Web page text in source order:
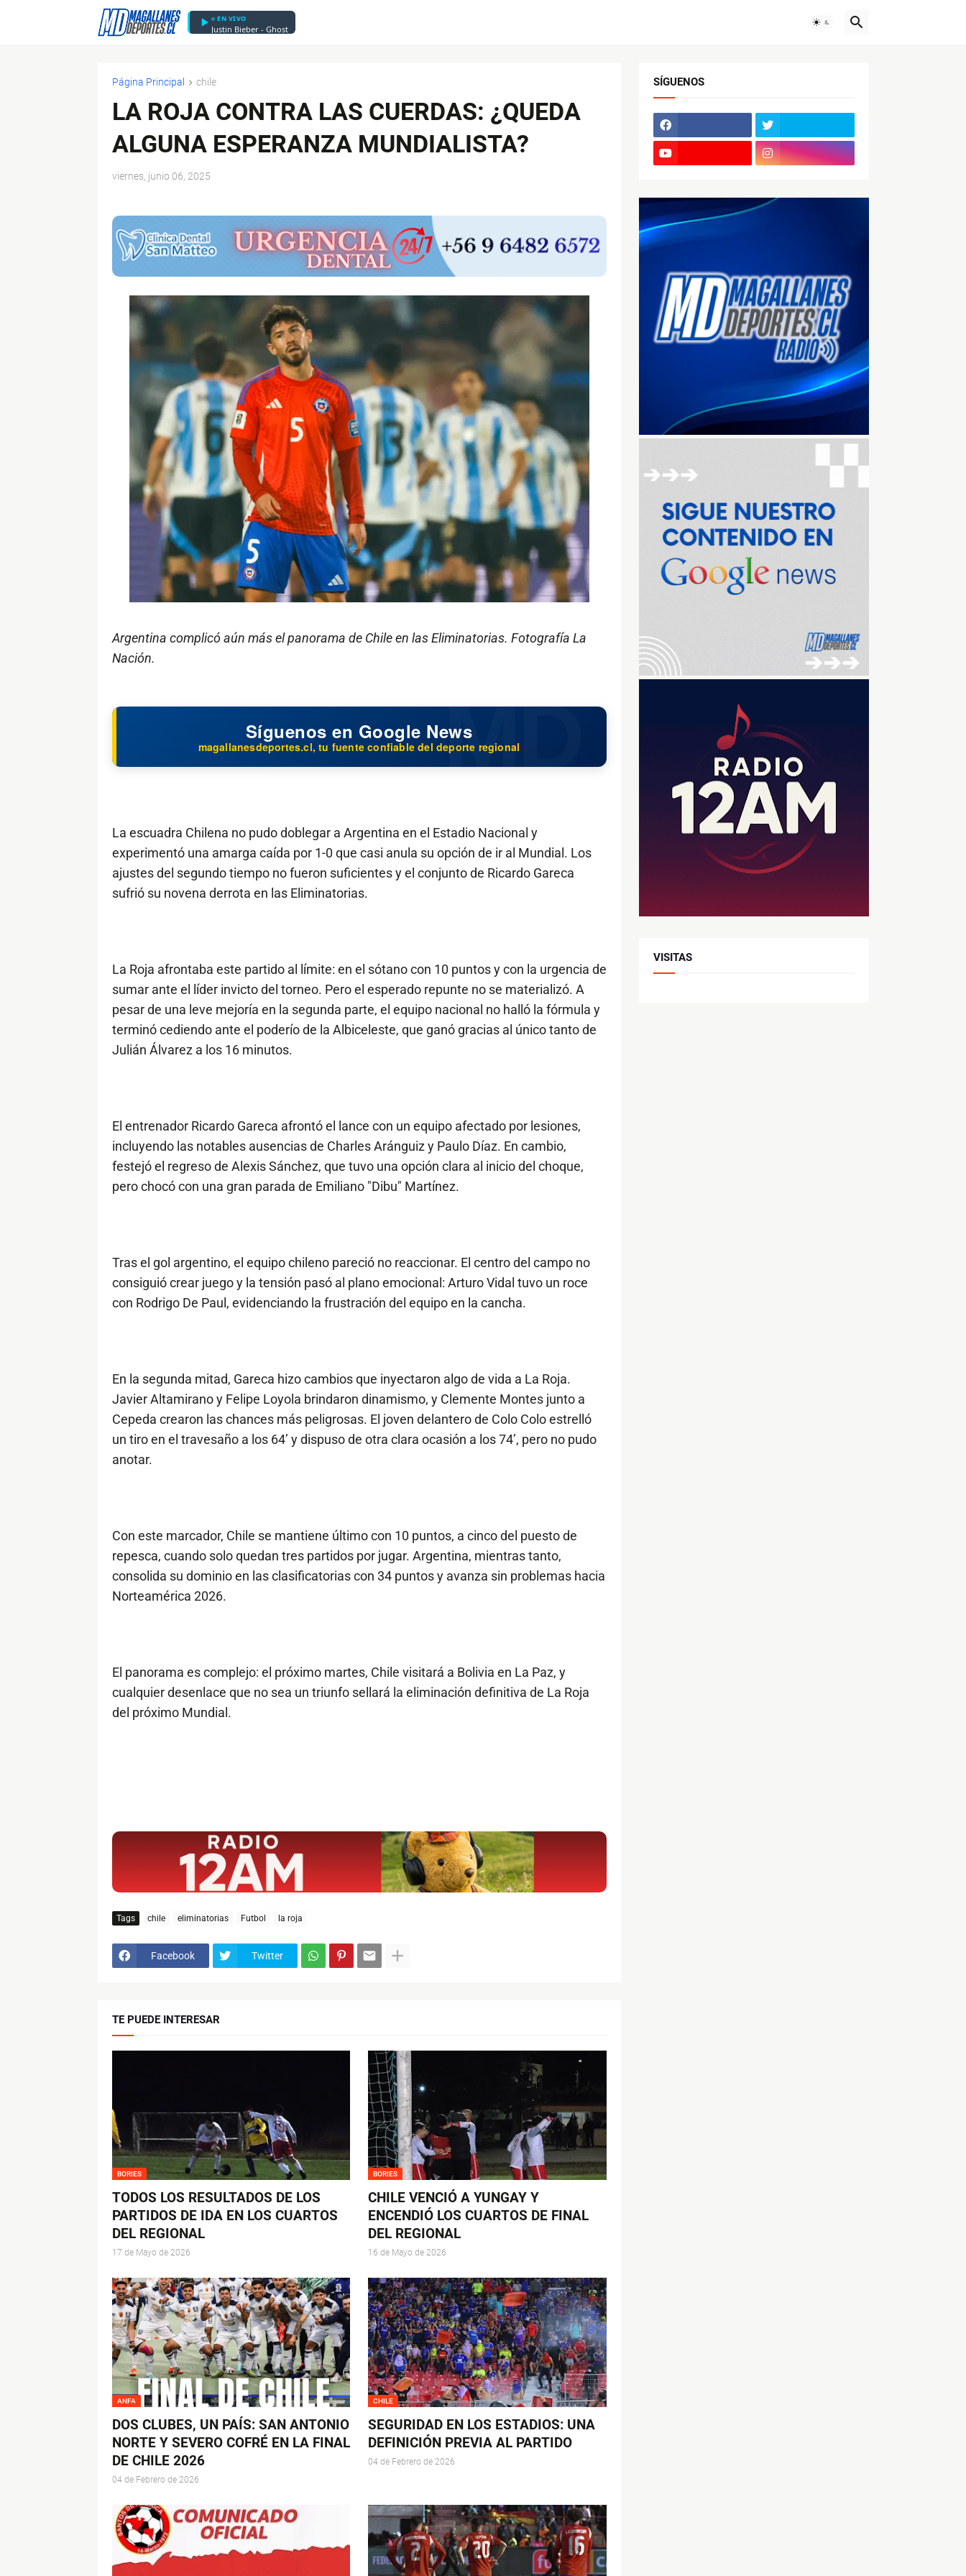
EN VIVO
Justin Bieber - Ghost
Página Principal chile
LA ROJA CONTRA LAS CUERDAS: ¿QUEDA
ALGUNA ESPERANZA MUNDIALISTA?
viernes, junio 06, 2025
Argentina complicó aún más el panorama de Chile en las Eliminatorias. Fotografía La
Nación.
Síguenos en Google News
magallanesdeportes.cl, tu fuente confiable del deporte regional
La escuadra Chilena no pudo doblegar a Argentina en el Estadio Nacional y
experimentó una amarga caída por 1-0 que casi anula su opción de ir al Mundial. Los
ajustes del segundo tiempo no fueron suficientes y el conjunto de Ricardo Gareca
sufrió su novena derrota en las Eliminatorias.
La Roja afrontaba este partido al límite: en el sótano con 10 puntos y con la urgencia de
sumar ante el líder invicto del torneo. Pero el esperado repunte no se materializó. A
pesar de una leve mejoría en la segunda parte, el equipo nacional no halló la fórmula y
terminó cediendo ante el poderío de la Albiceleste, que ganó gracias al único tanto de
Julián Álvarez a los 16 minutos.
El entrenador Ricardo Gareca afrontó el lance con un equipo afectado por lesiones,
incluyendo las notables ausencias de Charles Aránguiz y Paulo Díaz. En cambio,
festejó el regreso de Alexis Sánchez, que tuvo una opción clara al inicio del choque,
pero chocó con una gran parada de Emiliano "Dibu" Martínez.
Tras el gol argentino, el equipo chileno pareció no reaccionar. El centro del campo no
consiguió crear juego y la tensión pasó al plano emocional: Arturo Vidal tuvo un roce
con Rodrigo De Paul, evidenciando la frustración del equipo en la cancha.
En la segunda mitad, Gareca hizo cambios que inyectaron algo de vida a La Roja.
Javier Altamirano y Felipe Loyola brindaron dinamismo, y Clemente Montes junto a
Cepeda crearon las chances más peligrosas. El joven delantero de Colo Colo estrelló
un tiro en el travesaño a los 64’ y dispuso de otra clara ocasión a los 74’, pero no pudo
anotar.
Con este marcador, Chile se mantiene último con 10 puntos, a cinco del puesto de
repesca, cuando solo quedan tres partidos por jugar. Argentina, mientras tanto,
consolida su dominio en las clasificatorias con 34 puntos y avanza sin problemas hacia
Norteamérica 2026.
El panorama es complejo: el próximo martes, Chile visitará a Bolivia en La Paz, y
cualquier desenlace que no sea un triunfo sellará la eliminación definitiva de La Roja
del próximo Mundial.
Tags chile eliminatorias Futbol la roja
Facebook Twitter
TE PUEDE INTERESAR
BORIES
TODOS LOS RESULTADOS DE LOS
PARTIDOS DE IDA EN LOS CUARTOS
DEL REGIONAL
17 de Mayo de 2026
BORIES
CHILE VENCIÓ A YUNGAY Y
ENCENDIÓ LOS CUARTOS DE FINAL
DEL REGIONAL
16 de Mayo de 2026
ANFA
DOS CLUBES, UN PAÍS: SAN ANTONIO
NORTE Y SEVERO COFRÉ EN LA FINAL
DE CHILE 2026
04 de Febrero de 2026
CHILE
SEGURIDAD EN LOS ESTADIOS: UNA
DEFINICIÓN PREVIA AL PARTIDO
04 de Febrero de 2026
SÍGUENOS
VISITAS